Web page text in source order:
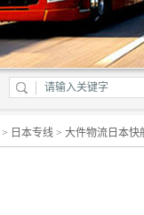
> 日本专线 > 大件物流日本快